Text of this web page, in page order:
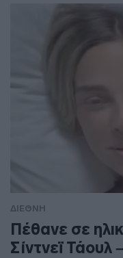
ΔΙΕΘΝΗ
Πέθανε σε
Σίντνεϊ